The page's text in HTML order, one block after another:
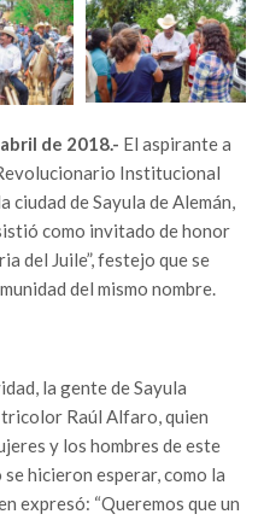
de 2018.- El aspirante a
Institucional
de Sayula de Alemán,
como invitado de honor
del Juile”, festejo que se
del mismo nombre.
la gente de Sayula
Raúl Alfaro, quien
y los hombres de este
hicieron esperar, como la
expresó: “Queremos que un